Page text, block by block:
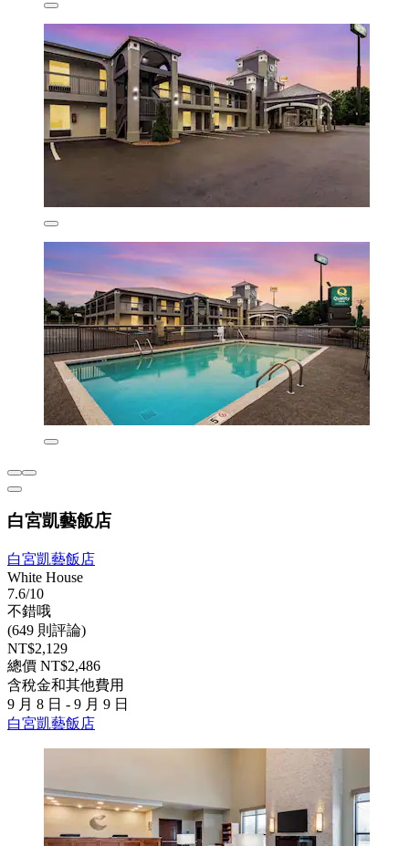
白宮凱藝飯店
白宮凱藝飯店
White House
7.6/10
不錯哦
(649 則評論)
NT$2,129
總價 NT$2,486
含稅金和其他費用
9 月 8 日 - 9 月 9 日
白宮凱藝飯店